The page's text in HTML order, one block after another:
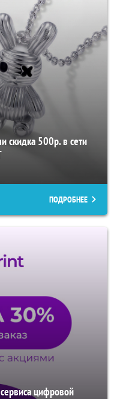
скидка 500р. в сети
ПОДРОБНЕЕ
цифровой